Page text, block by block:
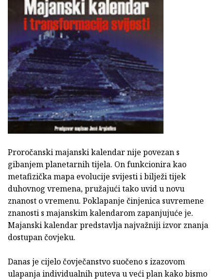
Proročanski majanski kalendar nije povezan s
gibanjem planetarnih tijela. On funkcionira kao
metafizička mapa evolucije svijesti i bilježi tijek
duhovnog vremena, pružajući tako uvid u novu
znanost o vremenu. Poklapanje činjenica suvremene
znanosti s majanskim kalendarom zapanjujuće je.
Majanski kalendar predstavlja najvažniji izvor znanja
dostupan čovjeku.
Danas je cijelo čovječanstvo suočeno s izazovom
ulapanja individualnih puteva u veći plan kako bismo